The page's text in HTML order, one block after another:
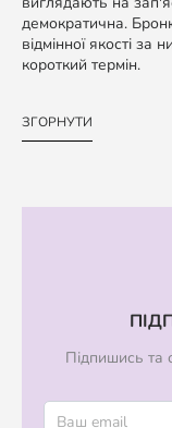
демократична.
відмінної якості
короткий термін.
ЗГОРНУТИ
Підпишись та